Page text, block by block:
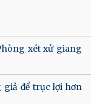
xét xử giang
giả để trục lợi hơn